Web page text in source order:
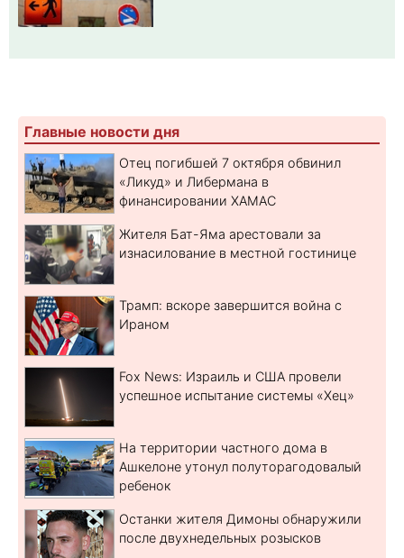
Главные новости дня
Отец погибшей 7 октября обвинил
«Ликуд» и Либермана в
финансировании ХАМАС
Жителя Бат-Яма арестовали за
изнасилование в местной гостинице
Трамп: вскоре завершится война с
Ираном
Fox News: Израиль и США провели
успешное испытание системы «Хец»
На территории частного дома в
Ашкелоне утонул полуторагодовалый
ребенок
Останки жителя Димоны обнаружили
после двухнедельных розысков